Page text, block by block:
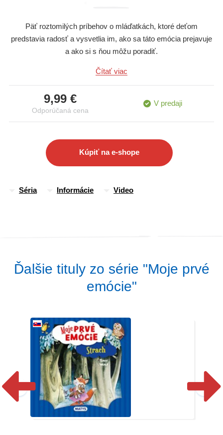
Päť roztomilých príbehov o mláďatkách, ktoré deťom
predstavia radosť a vysvetlia im, ako sa táto emócia prejavuje
a ako si s ňou môžu poradiť.
Čítať viac
9,99 €
Odporúčaná cena
V predaji
Kúpiť na e-shope
Séria Informácie Video
Ďalšie tituly zo série "Moje prvé
emócie"